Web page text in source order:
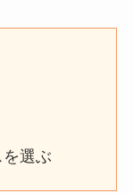
選ぶ